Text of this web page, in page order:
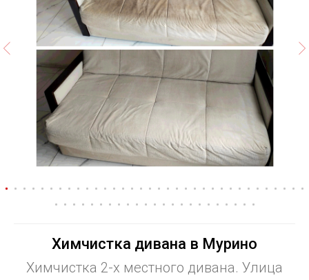
Химчистка дивана в Мурино
Химчистка 2-х местного дивана. Улица